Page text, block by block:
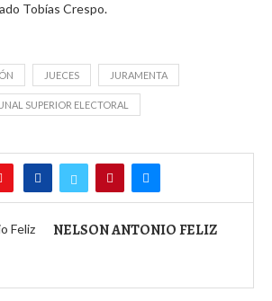
Tobías Crespo.
JUECES JURAMENTA
SUPERIOR ELECTORAL
NELSON ANTONIO FELIZ